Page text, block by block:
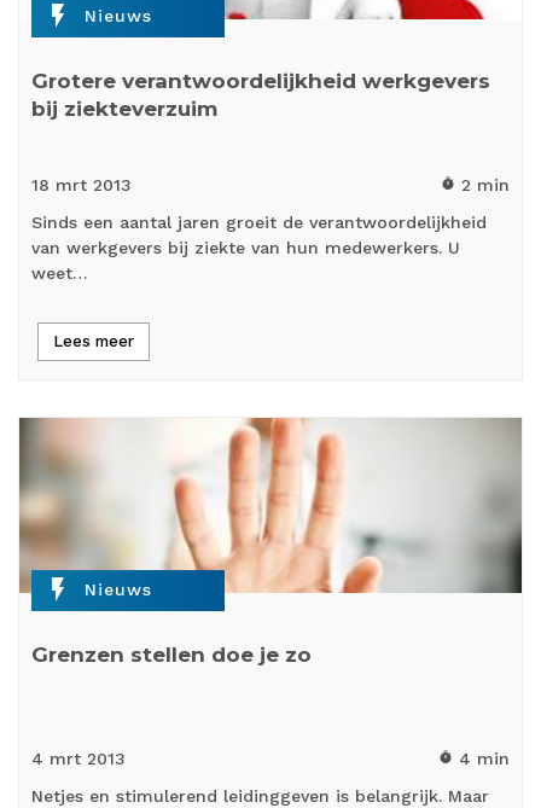
flash_on Nieuws
Grotere verantwoordelijkheid werkgevers
bij ziekteverzuim
18 mrt 2013 timer 2 min
Sinds een aantal jaren groeit de verantwoordelijkheid
van werkgevers bij ziekte van hun medewerkers. U
weet…
Lees meer
flash_on Nieuws
Grenzen stellen doe je zo
4 mrt 2013 timer 4 min
Netjes en stimulerend leidinggeven is belangrijk. Maar